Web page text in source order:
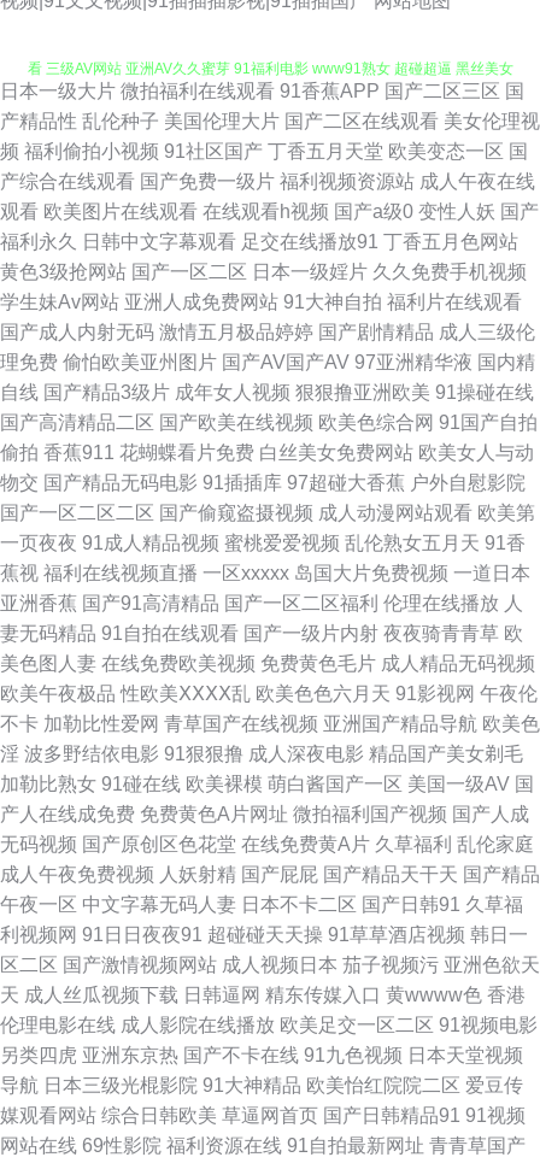
内射自慰 欧美日韩vv 五月天伊人大香蕉 91国产视频大全 超碰99自拍 国产午
夜福利影院 欧美人妖导航 香焦视频 91午夜剧场 www182午夜 超碰青青草在
线 国产盗摄1区 免费看的黄色网子 日韩A级免费 五月激激综合网 玖玖艹东京
日本韩国电影无码 91视频免费网址 波多野快播 成人小网站 国产视频h 久久
福利站 另类重口味一区 日本黄色网入口站 天堂91网 午夜福利站 91操操操操
操操 91在钱视频 av导航网 欧美变态综合 天天干干 在线91免费观看 91污导
航 AV在线不卡播放 国产91精品密 黄色精品网 老湿影院在线观看 青娱乐论
坛91 日本午夜剧场 影音先锋福利资源 91视频总站 肏屄com 国产肏屄麻豆精
品 加勒比宅男天堂 老司机电影院 欧美肏屄狂欢 三级黄色午夜 午夜激情网址
2026国产精品 91青娱乐超碰 超碰97人人摸 福利91高清 国产日韩欧美足交
九一在线免费看 人人操人人摸97 天堂一区三区 亚洲另类春色小说 91人妻在
线 www黄淫 国产精福利 九九热国产视频 青青操影院 微拍啪啪啪 伊人熟女
网 91原创视频在线 www黑料尤物 成人福利网站 韩国之操B 老司机福利站 超
碰久在线天天做 欧美14p 五月婷婷影院 伊人影音成人网 WWW欧美性生活
国产成人精品一 黄色天天干 欧美岛国网站 日本黄色片 午夜男人福利 中文字
幕久久精品 91综合在线观看 超碰97制服 国精品自精品 九一美女 蜜桃视频
91 人人摸人人爱 丝袜美腿自慰 最新超碰午夜网站 97人人干 草比电影网 东
京热av在线 国产天天操天天爽 日本情色1区2区 97艹艹 成人AⅤ色导航 国精
日本一级大片 微拍福利在线观看 91香蕉APP 国产二区三区 国
产精品性 乱伦种子 美国伦理大片 国产二区在线观看 美女伦理视
频 福利偷拍小视频 91社区国产 丁香五月天堂 欧美变态一区 国
产综合在线观看 国产免费一级片 福利视频资源站 成人午夜在线
观看 欧美图片在线观看 在线观看h视频 国产a级0 变性人妖 国产
福利永久
日韩中文字幕观看 足交在线播放91 丁香五月色网站
黄色3级抢网站 国产一区二区 日本一级婬片 久久免费手机视频
学生妹Av网站 亚洲人成免费网站 91大神自拍 福利片在线观看
国产成人内射无码 激情五月极品婷婷 国产剧情精品 成人三级伦
理免费 偷怕欧美亚州图片 国产AV国产AV 97亚洲精华液 国内精
自线 国产精品3级片 成年女人视频 狠狠撸亚洲欧美 91操碰在线
国产高清精品二区 国产欧美在线视频 欧美色综合网 91国产自拍
偷拍 香蕉911 花蝴蝶看片免费 白丝美女免费网站 欧美女人与动
物交 国产精品无码电影 91插插库 97超碰大香蕉 户外自慰影院
国产一区二区二区 国产偷窥盗摄视频 成人动漫网站观看 欧美第
一页夜夜 91成人精品视频 蜜桃爱爱视频 乱伦熟女五月天 91香
蕉视 福利在线视频直播 一区xxxxx 岛国大片免费视频 一道日本
亚洲香蕉 国产91高清精品 国产一区二区福利 伦理在线播放 人
妻无码精品 91自拍在线观看 国产一级片内射 夜夜骑青青草 欧
美色图人妻 在线免费欧美视频 免费黄色毛片 成人精品无码视频
欧美午夜极品 性欧美ⅩⅩⅩⅩ乱 欧美色色六月天 91影视网 午夜伦
不卡 加勒比性爱网 青草国产在线视频 亚洲国产精品导航 欧美色
淫 波多野结依电影 91狠狠撸 成人深夜电影 精品国产美女剃毛
加勒比熟女 91碰在线 欧美裸模 萌白酱国产一区 美国一级AV 国
产人在线成免费 免费黄色A片网址 微拍福利国产视频 国产人成
无码视频 国产原创区色花堂 在线免费黄A片 久草福利 乱伦家庭
成人午夜免费视频 人妖射精 国产屁屁 国产精品天干天 国产精品
午夜一区 中文字幕无码人妻 日本不卡二区 国产日韩91 久草福
利视频网 91日日夜夜91 超碰碰天天操 91草草酒店视频 韩日一
区二区 国产激情视频网站 成人视频日本 茄子视频污 亚洲色欲天
天 成人丝瓜视频下载 日韩逼网 精东传媒入口 黄wwww色 香港
伦理电影在线 成人影院在线播放 欧美足交一区二区 91视频电影
另类四虎 亚洲东京热 国产不卡在线 91九色视频 日本天堂视频
导航 日本三级光棍影院 91大神精品 欧美怡红院院二区 爱豆传
媒观看网站 综合日韩欧美 草逼网首页 国产日韩精品91 91视频
网站在线 69性影院 福利资源在线 91自拍最新网址 青青草国产